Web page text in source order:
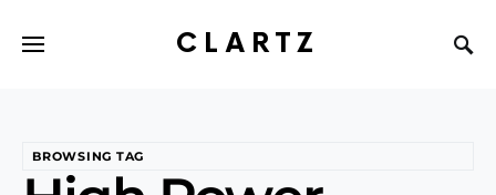
CLARTZ
BROWSING TAG